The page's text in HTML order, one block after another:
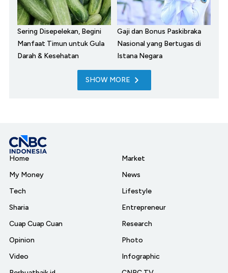
Sering Disepelekan, Begini
Manfaat Timun untuk Gula
Darah & Kesehatan
Gaji dan Bonus Paskibraka
Nasional yang Bertugas di
Istana Negara
SHOW MORE
Home
My Money
Tech
Sharia
Cuap Cuap Cuan
Opinion
Video
Market
News
Lifestyle
Entrepreneur
Research
Photo
Infographic